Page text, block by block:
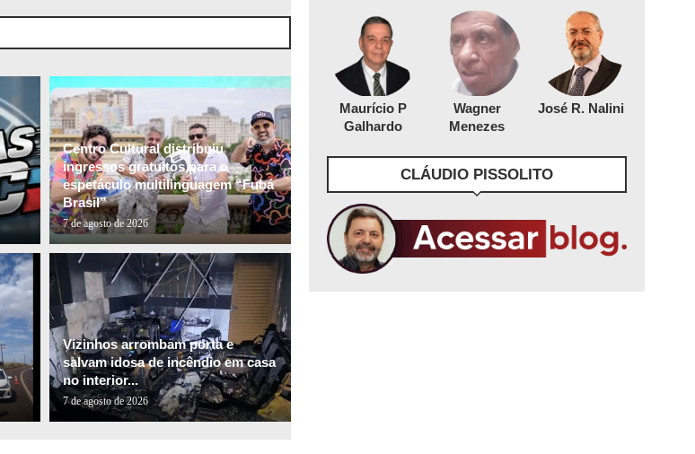
Centro Cultural distribuiu
ingressos gratuitos para o
espetáculo multilinguagem “Fubá
Brasil”
7 de agosto de 2026
Vizinhos arrombam porta e
salvam idosa de incêndio em casa
no interior...
7 de agosto de 2026
Maurício P
Galhardo
Wagner
Menezes
José R. Nalini
CLÁUDIO PISSOLITO